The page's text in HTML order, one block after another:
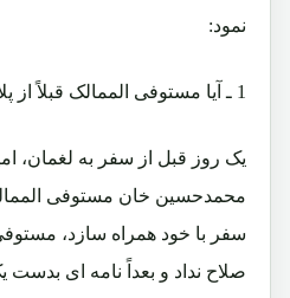
نمود:
1 ـ آیا مستوفی الممالک قبلاً از پلان قتل امیرآگاه بود؟
یک روز قبل از سفر به لغمان،
محمدحسین خان مستوفی
سفر با خود همراه سازد،
صلاح نداد و بعداً نامه ای بدست